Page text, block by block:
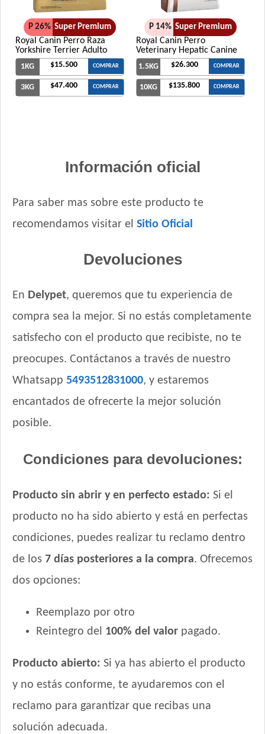
P 26% Super Premium
Royal Canin Perro Raza
Yorkshire Terrier Adulto
1KG $15.500 COMPRAR
3KG $47.400 COMPRAR
P 14% Super Premium
Royal Canin Perro
Veterinary Hepatic Canine
1.5KG $26.300 COMPRAR
10KG $135.800 COMPRAR
Información oficial
Para saber mas sobre este producto te
recomendamos visitar el Sitio Oficial
Devoluciones
En Delypet, queremos que tu experiencia de
compra sea la mejor. Si no estás completamente
satisfecho con el producto que recibiste, no te
preocupes. Contáctanos a través de nuestro
Whatsapp 5493512831000, y estaremos
encantados de ofrecerte la mejor solución
posible.
Condiciones para devoluciones:
Producto sin abrir y en perfecto estado: Si el
producto no ha sido abierto y está en perfectas
condiciones, puedes realizar tu reclamo dentro
de los 7 días posteriores a la compra. Ofrecemos
dos opciones:
Reemplazo por otro
Reintegro del 100% del valor pagado.
Producto abierto: Si ya has abierto el producto
y no estás conforme, te ayudaremos con el
reclamo para garantizar que recibas una
solución adecuada.